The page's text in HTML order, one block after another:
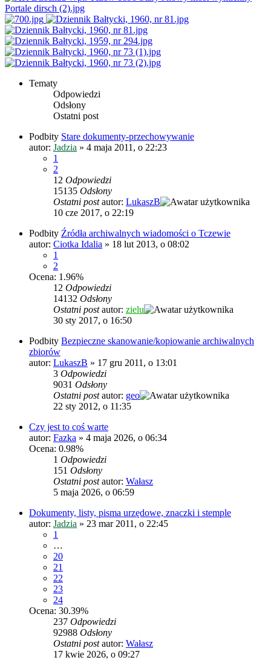
Tematy
Odpowiedzi
Odsłony
Ostatni post
Podbity Stare dokumenty-przechowywanie
autor: Jadzia » 4 maja 2011, o 22:23
1
2
12 Odpowiedzi
15135 Odsłony
Ostatni postautor: LukaszB
10 cze 2017, o 22:19
Podbity Źródła archiwalnych wiadomości o Tczewie
autor: Ciotka Idalia » 18 lut 2013, o 08:02
1
2
Ocena: 1.96%
12 Odpowiedzi
14132 Odsłony
Ostatni postautor: zielu
30 sty 2017, o 16:50
Podbity Bezpieczne skanowanie/kopiowanie archiwalnych
zbiorów
autor: LukaszB » 17 gru 2011, o 13:01
3 Odpowiedzi
9031 Odsłony
Ostatni postautor: geo
22 sty 2012, o 11:35
Czy jest to coś warte
autor: Fazka » 4 maja 2026, o 06:34
Ocena: 0.98%
1 Odpowiedzi
151 Odsłony
Ostatni postautor: Wałasz
5 maja 2026, o 06:59
Dokumenty, listy, pisma urzędowe, znaczki i stemple
autor: Jadzia » 23 mar 2011, o 22:45
1
…
20
21
22
23
24
Ocena: 30.39%
237 Odpowiedzi
92988 Odsłony
Ostatni postautor: Wałasz
17 kwie 2026, o 09:27